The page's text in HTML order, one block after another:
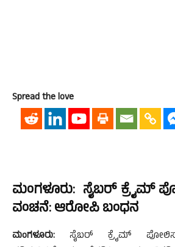
Spread the love
ಮಂಗಳೂರು: ಸೈಬರ್ ಕ್ರೈಮ್
ವಂಚನೆ: ಆರೋಪಿ ಬಂಧನ
ಮಂಗಳೂರು: ಸೈಬರ್ ಕ್ರೈಮ್